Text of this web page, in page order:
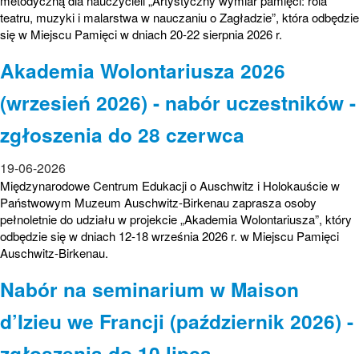
teatru, muzyki i malarstwa w nauczaniu o Zagładzie”, która odbędzie
się w Miejscu Pamięci w dniach 20-22 sierpnia 2026 r.
Akademia Wolontariusza 2026
(wrzesień 2026) - nabór uczestników -
zgłoszenia do 28 czerwca
19-06-2026
Międzynarodowe Centrum Edukacji o Auschwitz i Holokauście w
Państwowym Muzeum Auschwitz-Birkenau zaprasza osoby
pełnoletnie do udziału w projekcie „Akademia Wolontariusza”, który
odbędzie się w dniach 12-18 września 2026 r. w Miejscu Pamięci
Auschwitz-Birkenau.
Nabór na seminarium w Maison
d’Izieu we Francji (październik 2026) -